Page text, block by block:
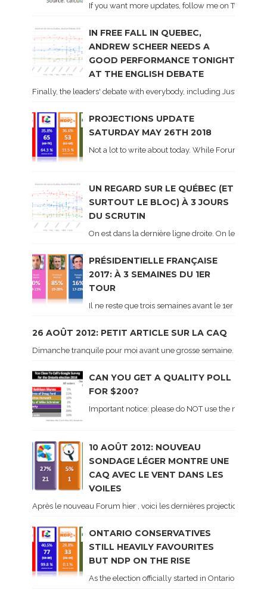
If you want more updates, follow me on Twitter .
IN FREE FALL IN QUEBEC,
ANDREW SCHEER NEEDS A
GOOD PERFORMANCE TONIGHT
AT THE ENGLISH DEBATE
Finally, the leaders' debate with everybody, including Justin
PROJECTIONS UPDATE
SATURDAY MAY 26TH 2018
Not a lot to write about today. While Forum did
UN REGARD SUR LE QUÉBEC (ET
SURTOUT LE BLOC) À 3 JOURS
DU SCRUTIN
On est dans la dernière ligne droite. On le sait
PRÉSIDENTIELLE FRANÇAISE
2017: À 3 SEMAINES DU 1ER
TOUR
Il ne reste que trois semaines avant le 1er tour de
26 AOÛT 2012: PETIT ARTICLE SUR LA CAQ
Dimanche tranquile pour moi avant une grosse semaine. Voici
CAN YOU GET A QUALITY POLL
FOR $200?
Important notice: please do NOT use the
10 AOÛT 2012: NOUVEAU
SONDAGE LÉGER MONTRE UNE
CAQ AVEC LE VENT DANS LES
VOILES
Après le nouveau Forum hier , voici les dernières projections
ONTARIO CONSERVATIVES
STILL HEAVILY FAVOURITES
BUT NDP ON THE RISE
As the election officially started in Ontario, some